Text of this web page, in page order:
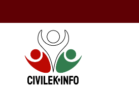
tartalomba